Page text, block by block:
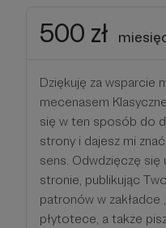
500 zł
Dziękuję za wsparcie
mecenasem
się w ten sposób do
strony i dajesz mi
sens. Odwdzięczę się
stronie, publikując
patronów w zakładce
płytotece, a także